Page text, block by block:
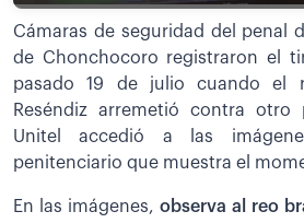
Cámaras de seguridad del penal
de Chonchocoro registraron el
pasado 19 de julio cuando el
Reséndiz arremetió contra otro
Unitel accedió a las
penitenciario que muestra el
En las imágenes, observa al reo